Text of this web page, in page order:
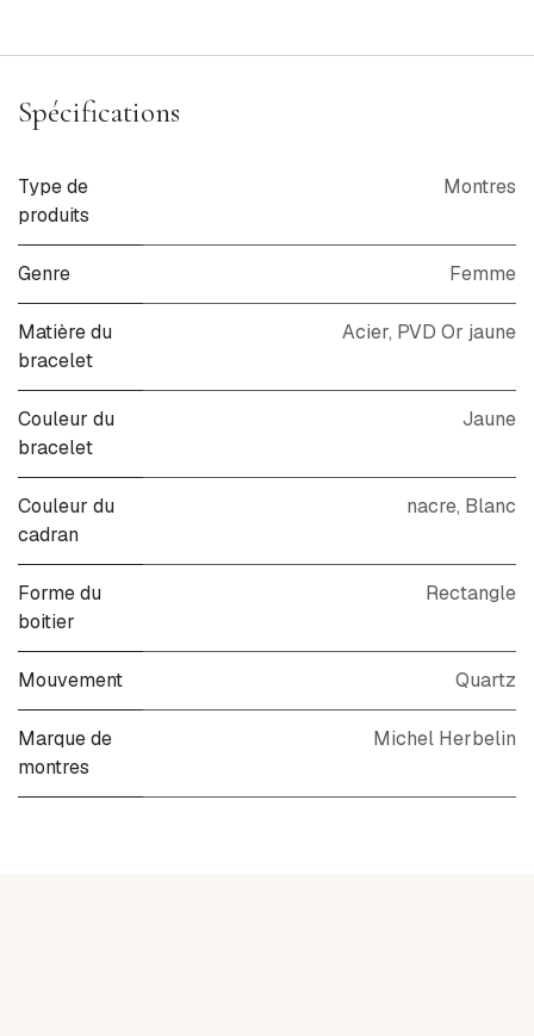
Spécifications
Type de
produits
Montres
Genre Femme
Matière du
bracelet
Acier, PVD Or jaune
Couleur du
bracelet
Jaune
Couleur du
cadran
nacre, Blanc
Forme du
boitier
Rectangle
Mouvement Quartz
Marque de
montres
Michel Herbelin